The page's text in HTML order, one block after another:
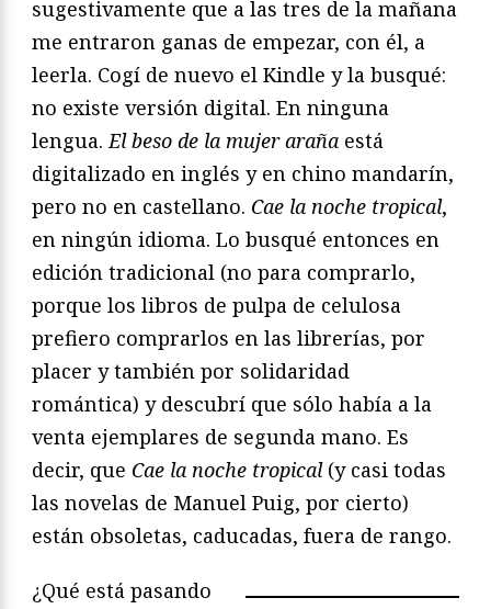
sugestivamente que a las tres de la mañana
me entraron ganas de empezar, con él, a
leerla. Cogí de nuevo el Kindle y la busqué:
no existe versión digital. En ninguna
lengua.El beso de la mujer araña está
digitalizado en inglés y en chino mandarín,
pero no en castellano. Cae la noche tropical,
en ningún idioma. Lo busqué entonces en
edición tradicional (no para comprarlo,
porque los libros de pulpa de celulosa
prefiero comprarlos en las librerías, por
placer y también por solidaridad
romántica) y descubrí que sólo había a la
venta ejemplares de segunda mano. Es
decir, que Cae la noche tropical(y casi todas
las novelas de Manuel Puig, por cierto)
están obsoletas, caducadas, fuera de rango.
¿Qué está pasando